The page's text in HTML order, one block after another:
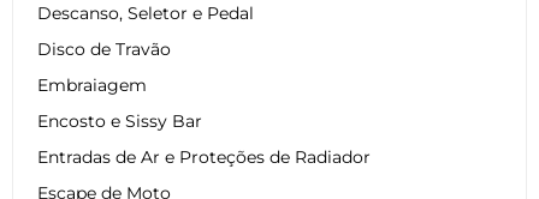
Descanso, Seletor e Pedal
Disco de Travão
Embraiagem
Encosto e Sissy Bar
Entradas de Ar e Proteções de Radiador
Escape de Moto